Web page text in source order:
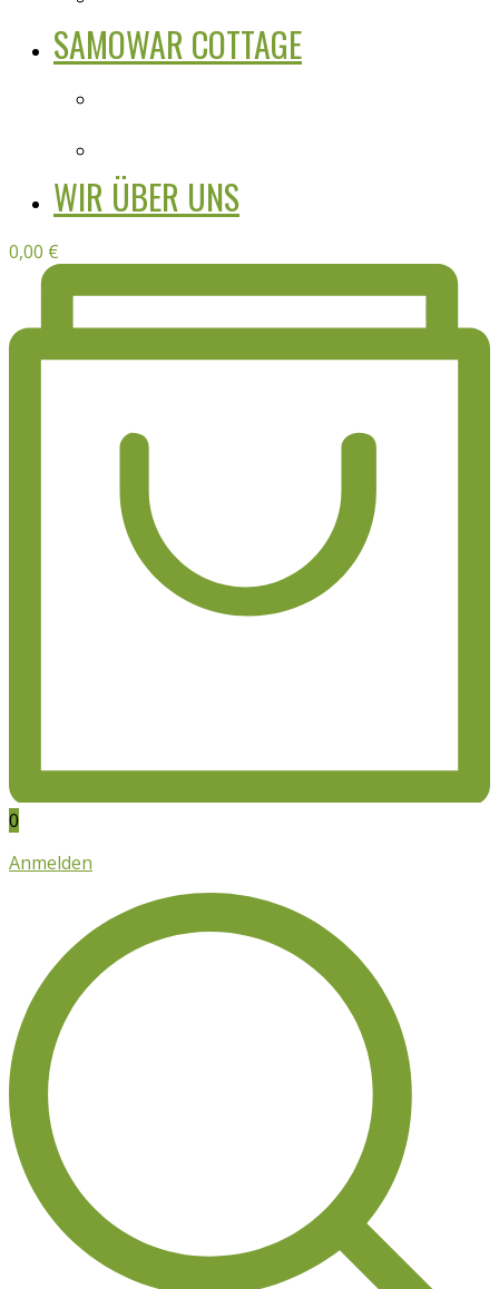
SAMOWAR COTTAGE
WIR ÜBER UNS
0,00 €
0
Anmelden